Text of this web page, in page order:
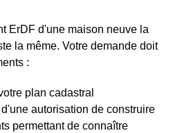
ErDF d'une maison neuve la
la même. Votre demande doit
:
plan cadastral
autorisation de construire
permettant de connaître